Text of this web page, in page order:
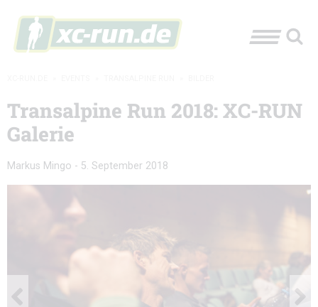
Transalpine Run 2018: XC-RUN
Galerie
Markus Mingo - 5. September 2018